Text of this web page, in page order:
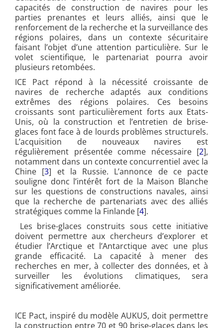
capacités de construction de navires pour les
parties prenantes et leurs alliés, ainsi que le
renforcement de la recherche et la surveillance des
régions polaires, dans un contexte sécuritaire
faisant l’objet d’une attention particulière. Sur le
volet scientifique, le partenariat pourra avoir
plusieurs retombées.
ICE Pact répond à la nécessité croissante de
navires de recherche adaptés aux conditions
extrêmes des régions polaires. Ces besoins
croissants sont particulièrement forts aux Etats-
Unis, où la construction et l’entretien de brise-
glaces font face à de lourds problèmes structurels.
L’acquisition de nouveaux navires est
régulièrement présentée comme nécessaire [2],
notamment dans un contexte concurrentiel avec la
Chine [3] et la Russie. L’annonce de ce pacte
souligne donc l’intérêt fort de la Maison Blanche
sur les questions de constructions navales, ainsi
que la recherche de partenariats avec des alliés
stratégiques comme la Finlande [4].
Les brise-glaces construits sous cette initiative
doivent permettre aux chercheurs d’explorer et
étudier l’Arctique et l’Antarctique avec une plus
grande efficacité. La capacité à mener des
recherches en mer, à collecter des données, et à
surveiller les évolutions climatiques, sera
significativement améliorée.
ICE Pact, inspiré du modèle AUKUS, doit permettre
la construction entre 70 et 90 brise-glaces dans les